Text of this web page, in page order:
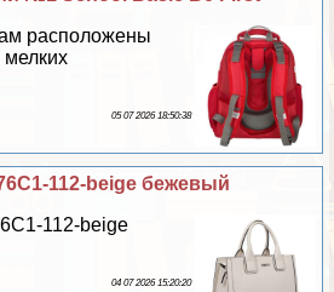
расположены
05 07 2026 18:50:38
112-beige бежевый
112-beige
04 07 2026 15:20:20